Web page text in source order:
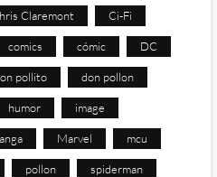
Claremont Ci-Fi
comics cómic DC
pollito don pollon
humor image
Marvel mcu
pollon spiderman